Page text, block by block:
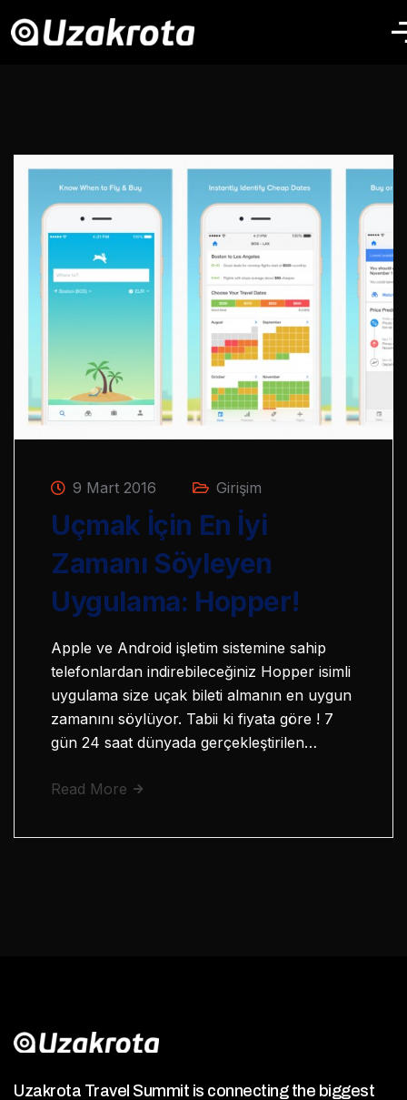
9 Mart 2016 Girişim
Uçmak İçin En İyi
Zamanı Söyleyen
Uygulama: Hopper!
Apple ve Android işletim sistemine sahip
telefonlardan indirebileceğiniz Hopper isimli
uygulama size uçak bileti almanın en uygun
zamanını söylüyor. Tabii ki fiyata göre ! 7
gün 24 saat dünyada gerçekleştirilen…
Read More
Uzakrota Travel Summit is connecting the biggest